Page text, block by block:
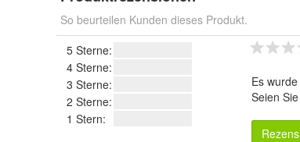
So beurteilen Kunden dieses Produkt.
5 Sterne:
4 Sterne:
3 Sterne:
2 Sterne:
1 Stern:
Es
Seien